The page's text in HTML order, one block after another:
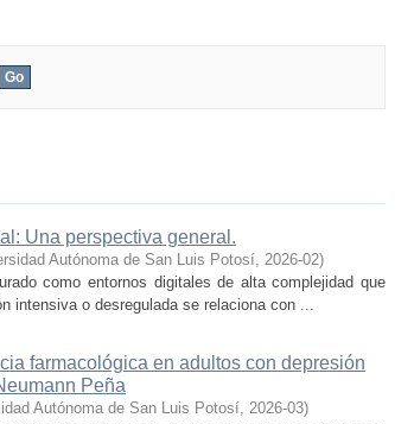
Una perspectiva general.
Autónoma de San Luis Potosí, 2026-02)
como entornos digitales de alta complejidad que
intensiva o desregulada se relaciona con ...
farmacológica en adultos con depresión
Peña
Autónoma de San Luis Potosí, 2026-03)